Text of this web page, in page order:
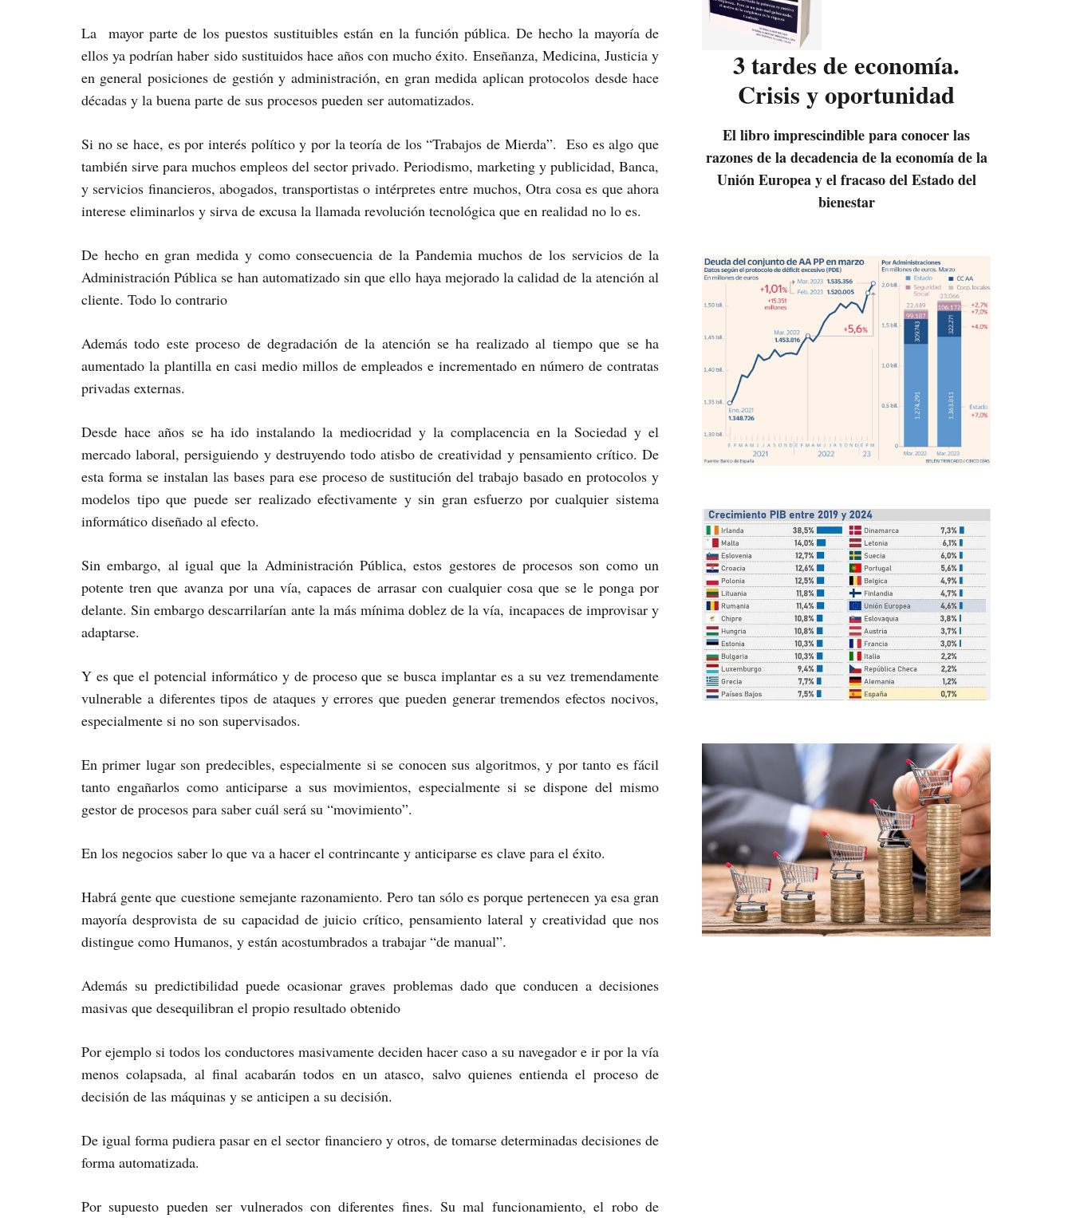
La mayor parte de los puestos sustituibles están en la función pública. De hecho la mayoría de
ellos ya podrían haber sido sustituidos hace años con mucho éxito. Enseñanza, Medicina, Justicia y
en general posiciones de gestión y administración, en gran medida aplican protocolos desde hace
décadas y la buena parte de sus procesos pueden ser automatizados.
Si no se hace, es por interés político y por la teoría de los “Trabajos de Mierda”. Eso es algo que
también sirve para muchos empleos del sector privado. Periodismo, marketing y publicidad, Banca,
y servicios financieros, abogados, transportistas o intérpretes entre muchos, Otra cosa es que ahora
interese eliminarlos y sirva de excusa la llamada revolución tecnológica que en realidad no lo es.
De hecho en gran medida y como consecuencia de la Pandemia muchos de los servicios de la
Administración Pública se han automatizado sin que ello haya mejorado la calidad de la atención al
cliente. Todo lo contrario
Además todo este proceso de degradación de la atención se ha realizado al tiempo que se ha
aumentado la plantilla en casi medio millos de empleados e incrementado en número de contratas
privadas externas.
Desde hace años se ha ido instalando la mediocridad y la complacencia en la Sociedad y el
mercado laboral, persiguiendo y destruyendo todo atisbo de creatividad y pensamiento crítico. De
esta forma se instalan las bases para ese proceso de sustitución del trabajo basado en protocolos y
modelos tipo que puede ser realizado efectivamente y sin gran esfuerzo por cualquier sistema
informático diseñado al efecto.
Sin embargo, al igual que la Administración Pública, estos gestores de procesos son como un
potente tren que avanza por una vía, capaces de arrasar con cualquier cosa que se le ponga por
delante. Sin embargo descarrilarían ante la más mínima doblez de la vía, incapaces de improvisar y
adaptarse.
Y es que el potencial informático y de proceso que se busca implantar es a su vez tremendamente
vulnerable a diferentes tipos de ataques y errores que pueden generar tremendos efectos nocivos,
especialmente si no son supervisados.
En primer lugar son predecibles, especialmente si se conocen sus algoritmos, y por tanto es fácil
tanto engañarlos como anticiparse a sus movimientos, especialmente si se dispone del mismo
gestor de procesos para saber cuál será su “movimiento”.
En los negocios saber lo que va a hacer el contrincante y anticiparse es clave para el éxito.
Habrá gente que cuestione semejante razonamiento. Pero tan sólo es porque pertenecen ya esa gran
mayoría desprovista de su capacidad de juicio crítico, pensamiento lateral y creatividad que nos
distingue como Humanos, y están acostumbrados a trabajar “de manual”.
Además su predictibilidad puede ocasionar graves problemas dado que conducen a decisiones
masivas que desequilibran el propio resultado obtenido
Por ejemplo si todos los conductores masivamente deciden hacer caso a su navegador e ir por la vía
menos colapsada, al final acabarán todos en un atasco, salvo quienes entienda el proceso de
decisión de las máquinas y se anticipen a su decisión.
De igual forma pudiera pasar en el sector financiero y otros, de tomarse determinadas decisiones de
forma automatizada.
Por supuesto pueden ser vulnerados con diferentes fines. Su mal funcionamiento, el robo de
3 tardes de economía.
Crisis y oportunidad
El libro imprescindible para conocer las
razones de la decadencia de la economía de la
Unión Europea y el fracaso del Estado del
bienestar